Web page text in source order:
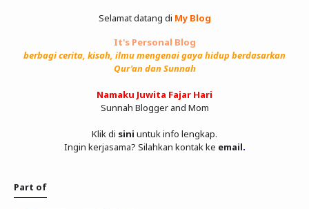
Selamat datang di My Blog
It's Personal Blog
berbagi cerita, kisah, ilmu mengenai gaya hidup berdasarkan
Qur'an dan Sunnah
Namaku Juwita Fajar Hari
Sunnah Blogger and Mom
Klik di sini untuk info lengkap.
Ingin kerjasama? Silahkan kontak ke email.
Part of